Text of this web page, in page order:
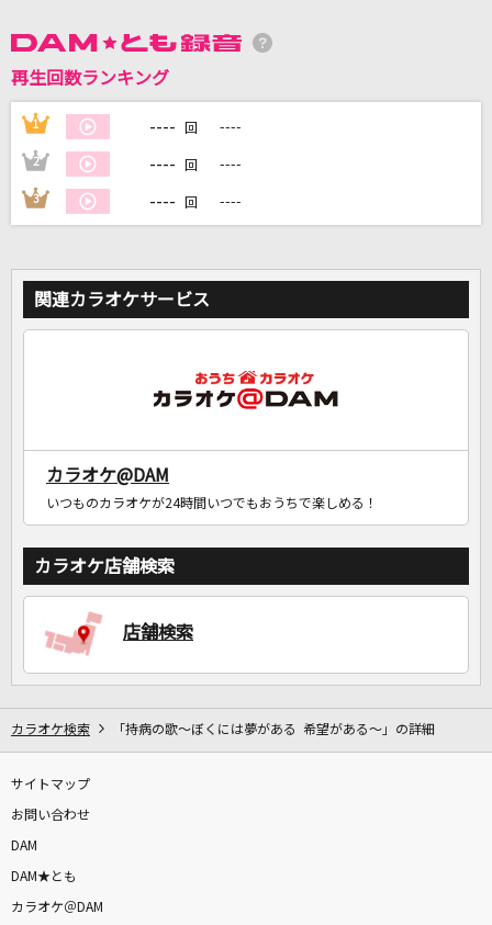
DAMに会員登録・ログインして
再生回数ランキング
1 ---- 回 ----
2 ---- 回 ----
3 ---- 回 ----
関連カラオケサービス
カラオケ@DAM
いつものカラオケが24時間いつでもおうちで楽しめる！
カラオケ店舗検索
店舗検索
カラオケ検索 「持病の歌～ぼくには夢がある 希望がある～」の詳細
サイトマップ
お問い合わせ
DAM
DAM★とも
カラオケ＠DAM